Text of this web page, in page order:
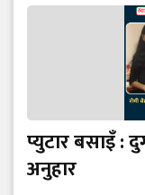
प्युटार बसाइँ :
अनुहार